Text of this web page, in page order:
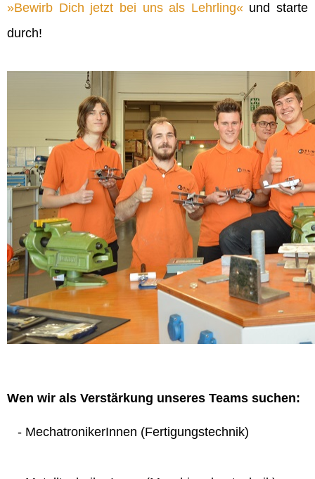
Bewirb Dich jetzt bei uns als Lehrling und starte
durch!
Wen wir als Verstärkung unseres Teams suchen:
- MechatronikerInnen (Fertigungstechnik)